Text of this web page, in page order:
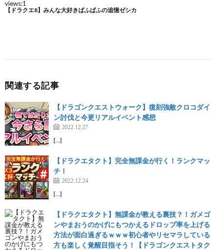
関連する記事
【ドラゴンクエストウォーク】復刻強敵クロコダイ
ン討伐と今更リアルイベント感想
2022.12.27
[…]
【ドラクエタクト】完全無課金が行く！ランクマッ
チ！
2022.12.24
[…]
【ドラクエタクト】無課金が教える裏技？！ガメゴ
ンやまおうのかげにもつかえるドロップ率を上げる
方法が面白過ぎるｗｗｗ初心者やリセマラしている
方も楽しく覚醒目指そう！【ドラゴンクエストタク